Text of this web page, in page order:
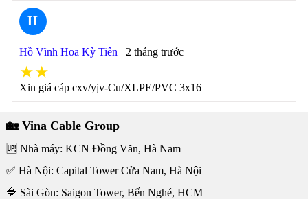
H
Hồ Vĩnh Hoa Kỳ Tiên 2 tháng trước
★★
Xin giá cáp cxv/yjv-Cu/XLPE/PVC 3x16
🏡 Vina Cable Group
🆙 Nhà máy: KCN Đồng Văn, Hà Nam
✅ Hà Nội: Capital Tower Cửa Nam, Hà Nội
🔷 Sài Gòn: Saigon Tower, Bến Nghé, HCM